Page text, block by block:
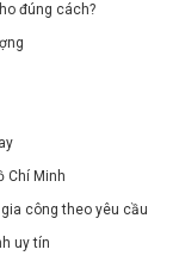
đúng cách?
Chí Minh
công theo yêu cầu
uy tín